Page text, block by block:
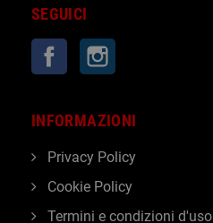
SEGUICI
Facebook
INFORMAZIONI
Privacy Policy
Cookie Policy
Termini e condizioni d'uso